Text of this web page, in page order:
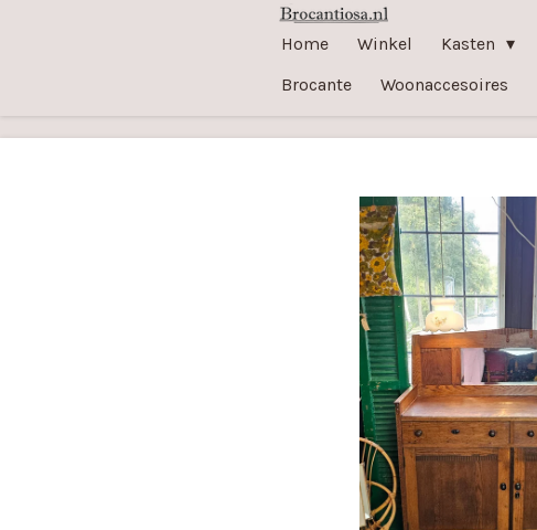
hoofdinhoud
Home Winkel Kasten
Brocante
Woonaccesoires